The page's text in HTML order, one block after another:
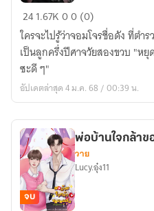
หอบ
ลูก
มา
ปล้น
พ่อ
ปีศาจ
241.67K00 (0)
ใครจะไปรู้ว่าจอมโจรชื่อดัง ที่ต
เป็นลูกครึ่งปีศาจวัยสองขวบ "ห
ซะดี ๆ"
อัปเดตล่าสุด 4 ม.ค. 68 / 00:39 น.
จบ
พ่อบ้านใจกล้า
วาย
Lucy.อุ๋ง11